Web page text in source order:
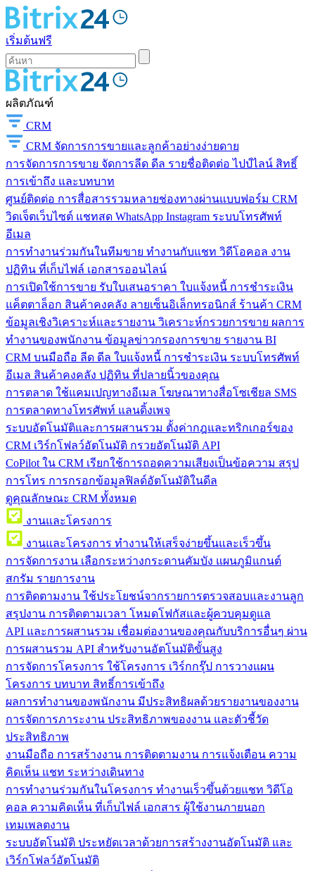
เริ่มต้นฟรี
ผลิตภัณฑ์
CRM
CRM จัดการการขายและลูกค้าอย่างง่ายดาย
การจัดการการขาย จัดการลีด ดีล รายชื่อติดต่อ ไปป์ไลน์ สิทธิ์
การเข้าถึง และบทบาท
ศูนย์ติดต่อ การสื่อสารรวมหลายช่องทางผ่านแบบฟอร์ม CRM
วิดเจ็ตเว็บไซต์ แชทสด WhatsApp Instagram ระบบโทรศัพท์
อีเมล
การทำงานร่วมกันในทีมขาย ทำงานกับแชท วิดีโอคอล งาน
ปฏิทิน ที่เก็บไฟล์ เอกสารออนไลน์
การเปิดใช้การขาย รับใบเสนอราคา ใบแจ้งหนี้ การชำระเงิน
แค็ตตาล็อก สินค้าคงคลัง ลายเซ็นอิเล็กทรอนิกส์ ร้านค้า CRM
ข้อมูลเชิงวิเคราะห์และรายงาน วิเคราะห์กรวยการขาย ผลการ
ทำงานของพนักงาน ข้อมูลข่าวกรองการขาย รายงาน BI
CRM บนมือถือ ลีด ดีล ใบแจ้งหนี้ การชำระเงิน ระบบโทรศัพท์
อีเมล สินค้าคงคลัง ปฏิทิน ที่ปลายนิ้วของคุณ
การตลาด ใช้แคมเปญทางอีเมล โฆษณาทางสื่อโซเชียล SMS
การตลาดทางโทรศัพท์ แลนดิ้งเพจ
ระบบอัตโนมัติและการผสานรวม ตั้งค่ากฎและทริกเกอร์ของ
CRM เวิร์กโฟลว์อัตโนมัติ กรวยอัตโนมัติ API
CoPilot ใน CRM เรียกใช้การถอดความเสียงเป็นข้อความ สรุป
การโทร การกรอกข้อมูลฟิลด์อัตโนมัติในดีล
ดูคุณลักษณะ CRM ทั้งหมด
งานและโครงการ
งานและโครงการ ทำงานให้เสร็จง่ายขึ้นและเร็วขึ้น
การจัดการงาน เลือกระหว่างกระดานคัมบัง แผนภูมิแกนต์
สกรัม รายการงาน
การติดตามงาน ใช้ประโยชน์จากรายการตรวจสอบและงานลูก
สรุปงาน การติดตามเวลา โหมดโฟกัสและผู้ควบคุมดูแล
API และการผสานรวม เชื่อมต่องานของคุณกับบริการอื่นๆ ผ่าน
การผสานรวม API สำหรับงานอัตโนมัติขั้นสูง
การจัดการโครงการ ใช้โครงการ เวิร์กกรุ๊ป การวางแผน
โครงการ บทบาท สิทธิ์การเข้าถึง
ผลการทำงานของพนักงาน มีประสิทธิผลด้วยรายงานของงาน
การจัดการภาระงาน ประสิทธิภาพของงาน และตัวชี้วัด
ประสิทธิภาพ
งานมือถือ การสร้างงาน การติดตามงาน การแจ้งเตือน ความ
คิดเห็น แชท ระหว่างเดินทาง
การทำงานร่วมกันในโครงการ ทํางานเร็วขึ้นด้วยแชท วิดีโอ
คอล ความคิดเห็น ที่เก็บไฟล์ เอกสาร ผู้ใช้งานภายนอก
เทมเพลตงาน
ระบบอัตโนมัติ ประหยัดเวลาด้วยการสร้างงานอัตโนมัติ และ
เวิร์กโฟลว์อัตโนมัติ